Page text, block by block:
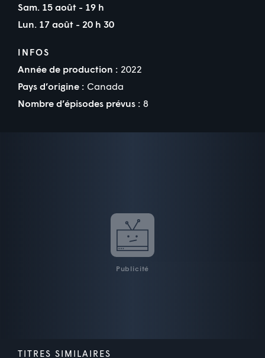
Sam. 15 août - 19 h
Lun. 17 août - 20 h 30
INFOS
Année de production : 2022
Pays d’origine : Canada
Nombre d’épisodes prévus : 8
Publicité
TITRES SIMILAIRES